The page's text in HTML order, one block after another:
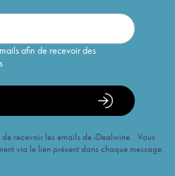
afin de recevoir des
recevoir les emails de iDealwine. Vous
via le lien présent dans chaque message.